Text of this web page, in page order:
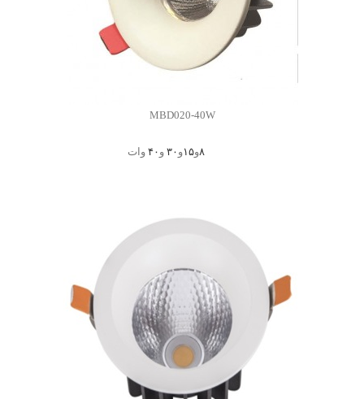
MBD020-40W
۸و۱۵و ۳۰ و ۴۰ وات